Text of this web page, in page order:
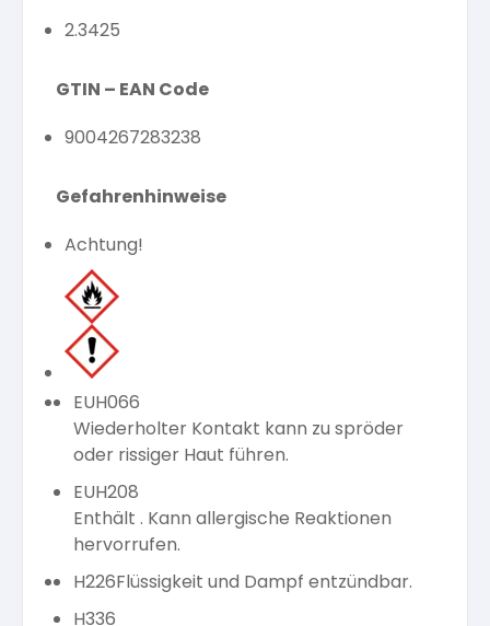
2.3425
GTIN – EAN Code
9004267283238
Gefahrenhinweise
Achtung!
EUH066
Wiederholter Kontakt kann zu spröder
oder rissiger Haut führen.
EUH208
Enthält . Kann allergische Reaktionen
hervorrufen.
H226Flüssigkeit und Dampf entzündbar.
H336